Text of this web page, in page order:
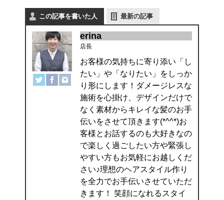
この記事を書いた人 最新の記事
erina
店長
お客様の気持ちに寄り添い「し
たい」や「なりたい」をしっか
り形にします！ダメージレスな
施術を心掛け、デザインだけで
なく素材からキレイな髪のお手
伝いをさせて頂きます(*^^*)お
客様とお話するのも大好きなの
で楽しく過ごしたい方や緊張し
やすい方もお気軽にお越しくだ
さい♪理想のヘアスタイル作り
を全力でお手伝いさせていただ
きます！ 笑顔になれるスタイ